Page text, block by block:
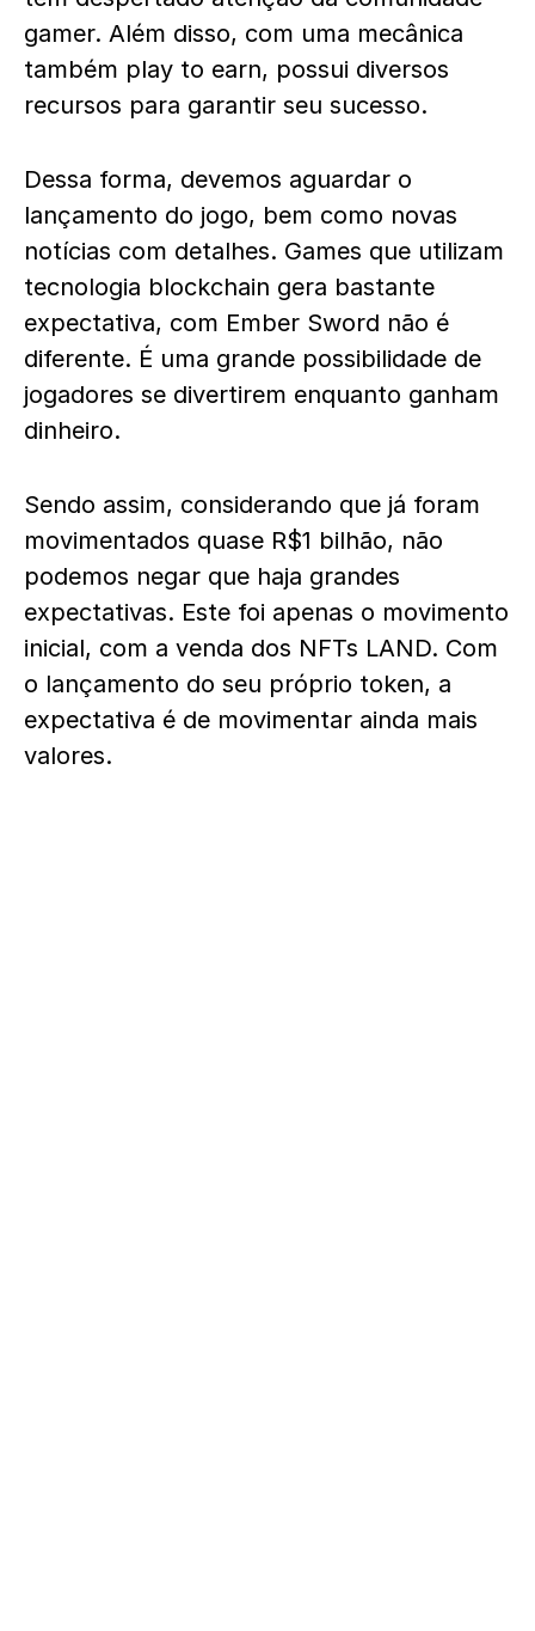
gamer. Além disso, com uma mecânica
também play to earn, possui diversos
recursos para garantir seu sucesso.
Dessa forma, devemos aguardar o
lançamento do jogo, bem como novas
notícias com detalhes. Games que utilizam
tecnologia blockchain gera bastante
expectativa, com Ember Sword não é
diferente. É uma grande possibilidade de
jogadores se divertirem enquanto ganham
dinheiro.
Sendo assim, considerando que já foram
movimentados quase R$1 bilhão, não
podemos negar que haja grandes
expectativas. Este foi apenas o movimento
inicial, com a venda dos NFTs LAND. Com
o lançamento do seu próprio token, a
expectativa é de movimentar ainda mais
valores.